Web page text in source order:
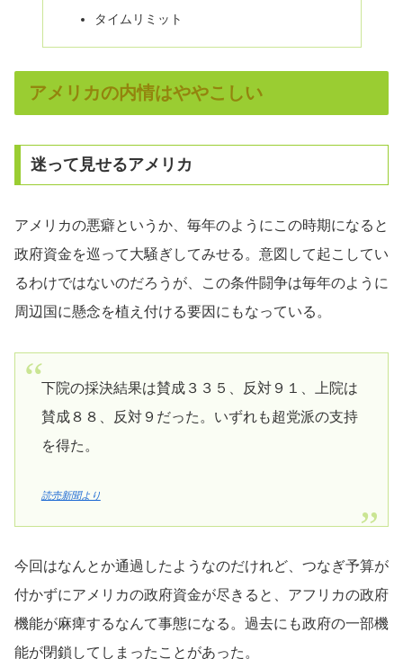
タイムリミット
アメリカの内情はややこしい
迷って見せるアメリカ
アメリカの悪癖というか、毎年のようにこの時期になると
政府資金を巡って大騒ぎしてみせる。意図して起こしてい
るわけではないのだろうが、この条件闘争は毎年のように
周辺国に懸念を植え付ける要因にもなっている。
下院の採決結果は賛成３３５、反対９１、上院は
賛成８８、反対９だった。いずれも超党派の支持
を得た。
読売新聞より
今回はなんとか通過したようなのだけれど、つなぎ予算が
付かずにアメリカの政府資金が尽きると、アフリカの政府
機能が麻痺するなんて事態になる。過去にも政府の一部機
能が閉鎖してしまったことがあった。